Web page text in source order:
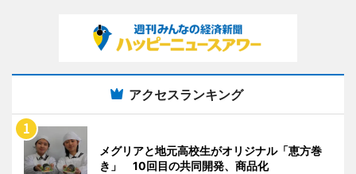
アクセスランキング
メグリアと地元高校生がオリジナル「恵方巻
き」 10回目の共同開発、商品化